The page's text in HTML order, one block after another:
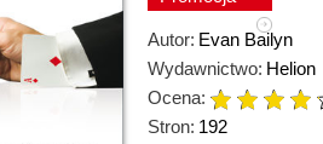
Autor: Evan Bailyn
Wydawnictwo: Helion
Ocena:
Stron: 192